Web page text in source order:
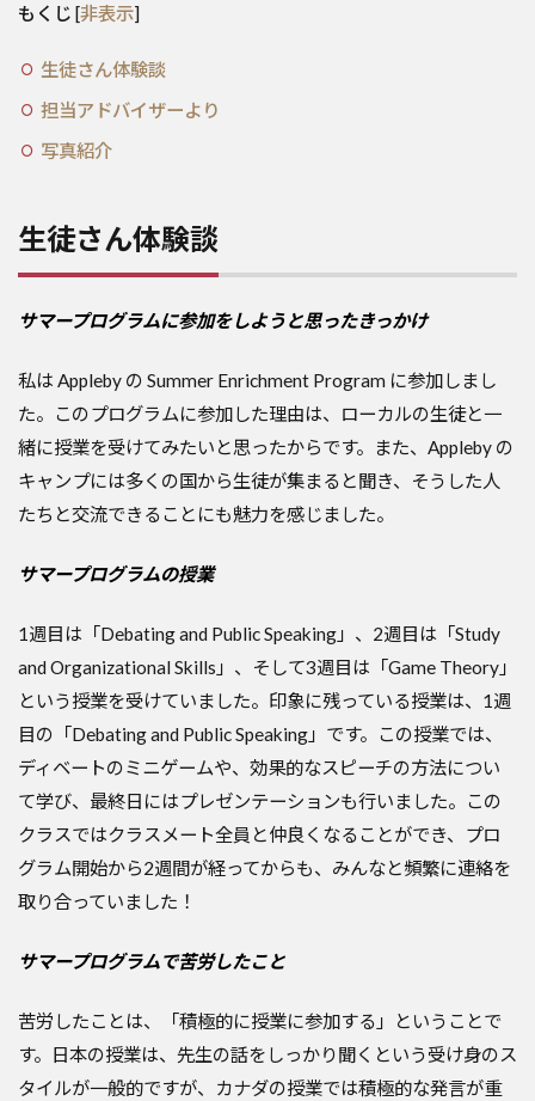
もくじ [非表示]
生徒さん体験談
担当アドバイザーより
写真紹介
生徒さん体験談
サマープログラムに参加をしようと思ったきっかけ
私は Appleby の Summer Enrichment Program に参加しまし
た。このプログラムに参加した理由は、ローカルの生徒と一
緒に授業を受けてみたいと思ったからです。また、Appleby の
キャンプには多くの国から生徒が集まると聞き、そうした人
たちと交流できることにも魅力を感じました。
サマープログラムの授業
1週目は「Debating and Public Speaking」、2週目は「Study
and Organizational Skills」、そして3週目は「Game Theory」
という授業を受けていました。 印象に残っている授業は、1週
目の「Debating and Public Speaking」です。この授業では、
ディベートのミニゲームや、効果的なスピーチの方法につい
て学び、最終日にはプレゼンテーションも行いました。この
クラスではクラスメート全員と仲良くなることができ、プロ
グラム開始から2週間が経ってからも、みんなと頻繁に連絡を
取り合っていました！
サマープログラムで苦労したこと
苦労したことは、「積極的に授業に参加する」ということで
す。日本の授業は、先生の話をしっかり聞くという受け身のス
タイルが一般的ですが、カナダの授業では積極的な発言が重